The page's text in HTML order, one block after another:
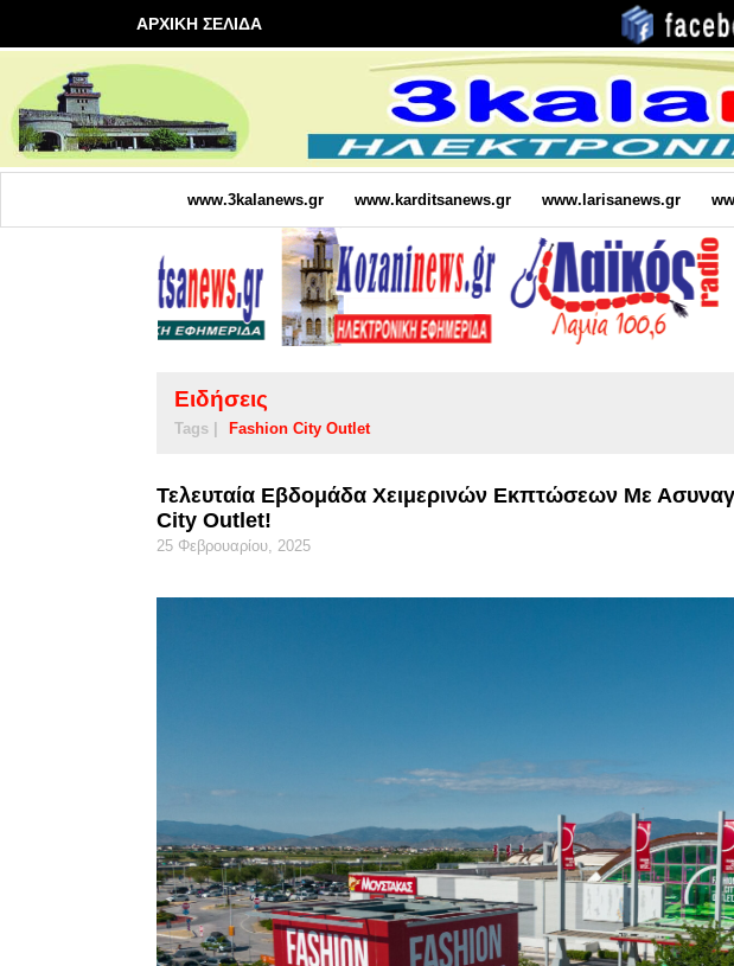
ΑΡΧΙΚΗ ΣΕΛΙΔΑ
www.3kalanews.gr www.karditsanews.gr www.larisanews.gr
Ειδήσεις
Tags | Fashion City Outlet
Τελευταία Εβδομάδα Χειμερινών Εκπτώσεων Με
City Outlet!
25 Φεβρουαρίου, 2025